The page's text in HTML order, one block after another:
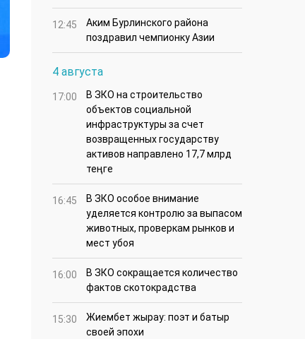
12:45
Аким Бурлинского района
поздравил чемпионку Азии
4 августа
17:00
В ЗКО на строительство
объектов социальной
инфраструктуры за счет
возвращенных государству
активов направлено 17,7 млрд
теңге
16:45
В ЗКО особое внимание
уделяется контролю за выпасом
животных, проверкам рынков и
мест убоя
16:00
В ЗКО сокращается количество
фактов скотокрадства
15:30
Жиембет жырау: поэт и батыр
своей эпохи